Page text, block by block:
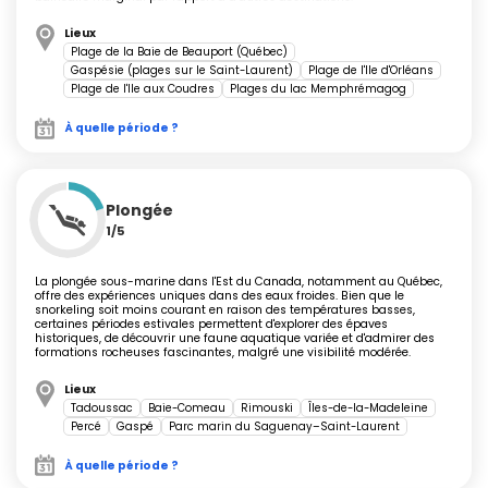
Respectez la quiétude des animaux, restez sur les sentiers
balisés et rapportez tous vos déchets. Pour contribuer à la
préservation des milieux fragiles, évitez de cueillir la flore et
privilégiez les espaces aménagés.
À l'automne, assistez à l'incroyable spectacle des
Jacques-Cartier
également la saison idéale pour les photographes, avec
des panoramas chatoyants sur l'
émerveillez-vous devant les chutes – la monumentale
chute Montmorency(83 m), plus haute que les chutes
du Niagara, ou le canyon Sainte-Anne.
Expériences typiques et activités
nature
Lieux
Plage de la Baie de Beauport (Québec)
Gaspésie (plages sur le Saint-Laurent)
Plage de l'Ile d'Orléans
Plage de l'Ile aux Coudres
Plages du lac Memphrémagog
À quelle période ?
Plongée
1/5
La plongée sous-marine dans l'Est du Canada, notamment au Québec,
offre des expériences uniques dans des eaux froides. Bien que le
snorkeling soit moins courant en raison des températures basses,
certaines périodes estivales permettent d'explorer des épaves
historiques, de découvrir une faune aquatique variée et d'admirer des
formations rocheuses fascinantes, malgré une visibilité modérée.
Lieux
Tadoussac Baie-Comeau Rimouski
Îles-de-la-Madeleine
Percé
Gaspé Parc marin du Saguenay–Saint-Laurent
À quelle période ?